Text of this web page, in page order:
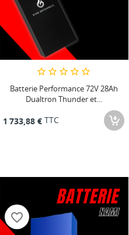
Batterie Performance 72V 28Ah
Dualtron Thunder et...
1 733,88 € TTC
favorite_border